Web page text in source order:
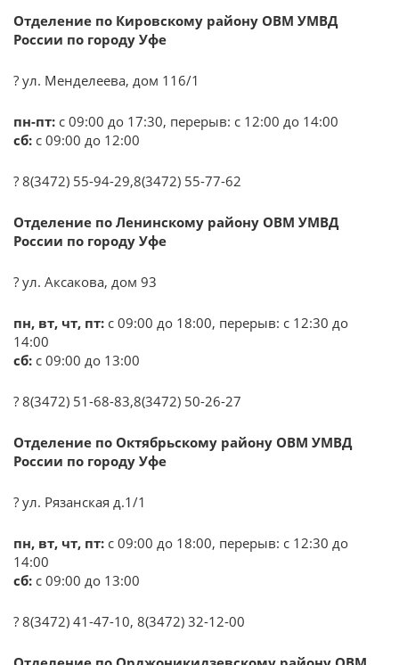
Отделение по Кировскому району ОВМ УМВД
России по городу Уфе
? ул. Менделеева, дом 116/1
пн-пт: с 09:00 до 17:30, перерыв: с 12:00 до 14:00
сб: с 09:00 до 12:00
? 8(3472) 55-94-29,8(3472) 55-77-62
Отделение по Ленинскому району ОВМ УМВД
России по городу Уфе
? ул. Аксакова, дом 93
пн, вт, чт, пт: с 09:00 до 18:00, перерыв: с 12:30 до
14:00
сб: с 09:00 до 13:00
? 8(3472) 51-68-83,8(3472) 50-26-27
Отделение по Октябрьскому району ОВМ УМВД
России по городу Уфе
? ул. Рязанская д.1/1
пн, вт, чт, пт: с 09:00 до 18:00, перерыв: с 12:30 до
14:00
сб: с 09:00 до 13:00
? 8(3472) 41-47-10, 8(3472) 32-12-00